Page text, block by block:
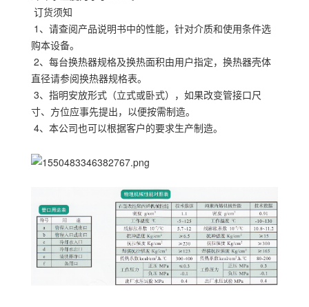
订货须知
1、请查阅产品说明书中的性能，针对介质和使用条件选
购本设备。
2、每台换热器规格及换热面积由用户指定，换热器壳体
直径请参阅换热器规格表。
3、指明安放形式（立式或卧式），如果改变管接口尺
寸、方位应事先提出，以便按需制造。
4、本公司也可以根据客户的要求生产制造。